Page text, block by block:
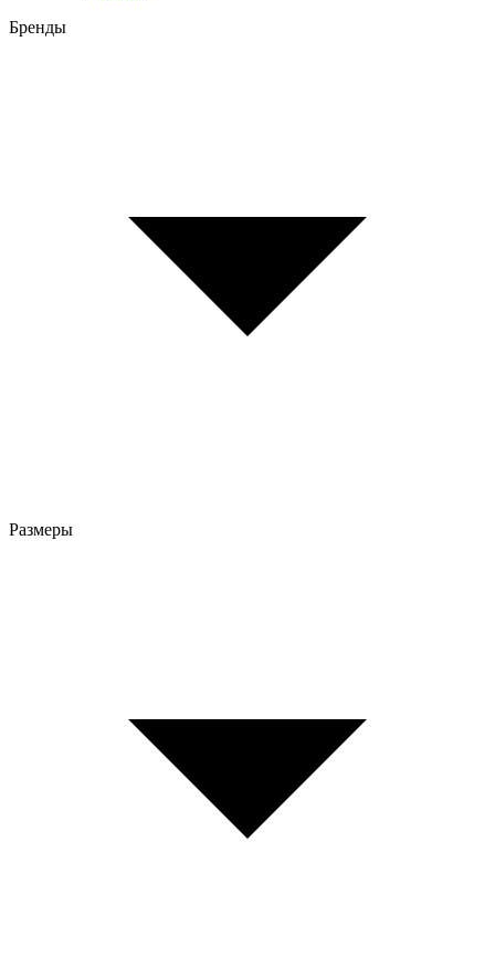
Бренды
Размеры